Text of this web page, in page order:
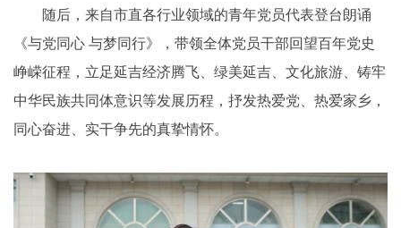
随后，来自市直各行业领域的青年党员代表登台朗诵
《与党同心 与梦同行》，带领全体党员干部回望百年党史
峥嵘征程，立足延吉经济腾飞、绿美延吉、文化旅游、铸牢
中华民族共同体意识等发展历程，抒发热爱党、热爱家乡，
同心奋进、实干争先的真挚情怀。